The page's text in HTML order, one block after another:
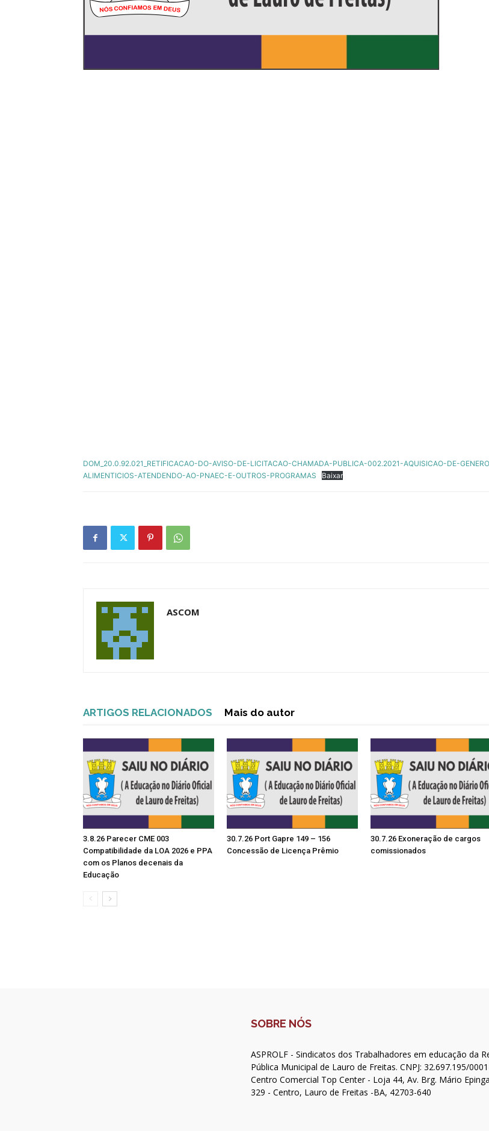
DOM_20.0.92.021_RETIFICACAO-DO-AVISO-DE-LICITACAO-CHAMADA-PUBLICA-002.2021-AQUISICAO-DE-
ALIMENTICIOS-ATENDENDO-AO-PNAEC-E-OUTROS-PROGRAMAS
Baixar
ASCOM
ARTIGOS RELACIONADOS Mais do autor
3.8.26 Parecer CME 003
Compatibilidade da LOA 2026 e PPA
com os Planos decenais da
Educação
30.7.26 Port Gapre 149 – 156
Concessão de Licença Prêmio
30.7.26 Exoneração de cargos
comissionados
SOBRE NÓS
ASPROLF - Sindicatos dos Trabalhadores em educação da
Pública Municipal de Lauro de Freitas. CNPJ: 32.697.195/
Centro Comercial Top Center - Loja 44, Av. Brg. Mário
329 - Centro, Lauro de Freitas -BA, 42703-640